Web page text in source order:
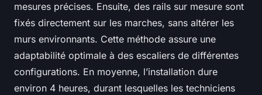
mesures précises. Ensuite, des rails sur mesure sont
fixés directement sur les marches, sans altérer les
murs environnants. Cette méthode assure une
adaptabilité optimale à des escaliers de différentes
configurations. En moyenne, l’installation dure
environ 4 heures, durant lesquelles les techniciens